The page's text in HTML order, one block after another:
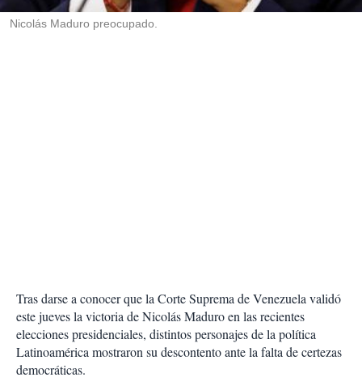
Nicolás Maduro preocupado.
Tras darse a conocer que la Corte Suprema de Venezuela validó
este jueves la victoria de Nicolás Maduro en las recientes
elecciones presidenciales, distintos personajes de la política
Latinoamérica mostraron su descontento ante la falta de certezas
democráticas.